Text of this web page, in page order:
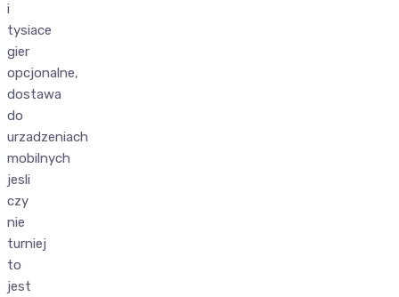
i
tysiace
gier
opcjonalne,
dostawa
do
urzadzeniach
mobilnych
jesli
czy
nie
turniej
to
jest